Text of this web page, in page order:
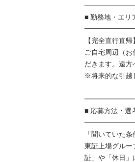
■ 勤務地・エリ
【完全直行直帰】
ご自宅周辺（
だきます。遠方
※将来的な引越
■ 応募方法・選
「聞いていた
東証上場グルー
証」や「休日」